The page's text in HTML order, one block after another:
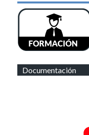
Documentación